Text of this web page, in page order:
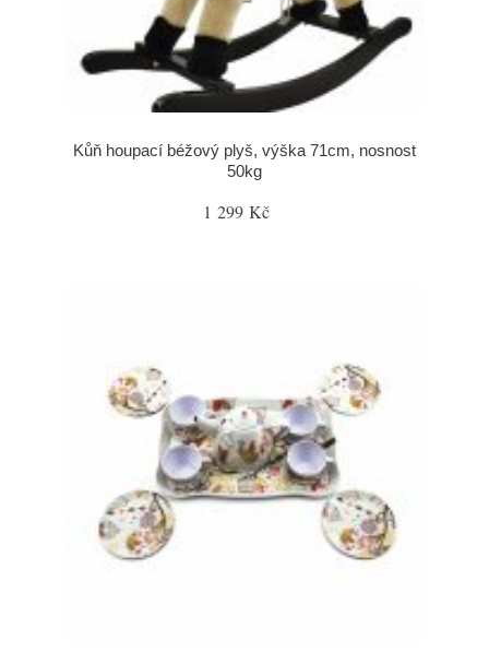
Kůň houpací béžový plyš, výška 71cm, nosnost
50kg
1 299 Kč